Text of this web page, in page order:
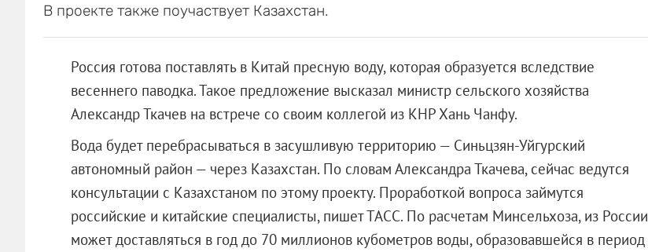
В проекте также поучаствует Казахстан.
Россия готова поставлять в Китай пресную воду, которая образуется вследствие
весеннего паводка. Такое предложение высказал министр сельского хозяйства
Александр Ткачев на встрече со своим коллегой из КНР Хань Чанфу.
Вода будет перебрасываться в засушливую территорию — Синьцзян-Уйгурский
автономный район — через Казахстан. По словам Александра Ткачева, сейчас ведутся
консультации с Казахстаном по этому проекту. Проработкой вопроса займутся
российские и китайские специалисты, пишет ТАСС. По расчетам Минсельхоза, из России
может доставляться в год до 70 миллионов кубометров воды, образовавшейся в период